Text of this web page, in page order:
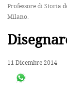
Professore di Storia
Milano.
11 Dicembre 2014